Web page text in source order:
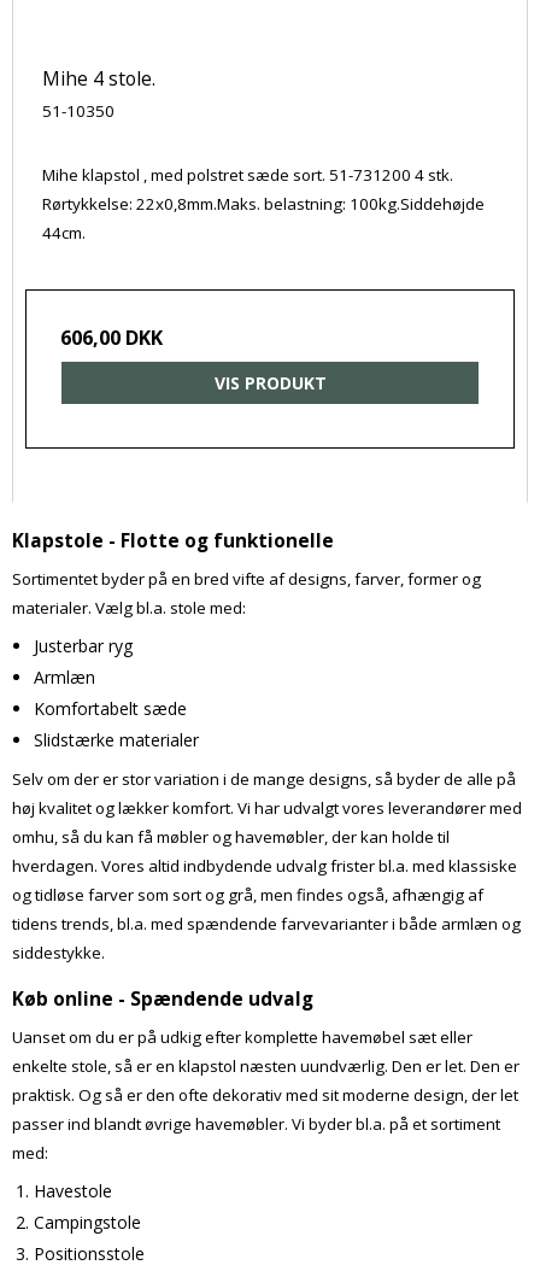
Mihe 4 stole.
51-10350
Mihe klapstol , med polstret sæde sort. 51-731200 4 stk.
Rørtykkelse: 22x0,8mm.Maks. belastning: 100kg.Siddehøjde
44cm.
606,00 DKK
VIS PRODUKT
Klapstole - Flotte og funktionelle
Sortimentet byder på en bred vifte af designs, farver, former og
materialer. Vælg bl.a. stole med:
Justerbar ryg
Armlæn
Komfortabelt sæde
Slidstærke materialer
Selv om der er stor variation i de mange designs, så byder de alle på
høj kvalitet og lækker komfort. Vi har udvalgt vores leverandører med
omhu, så du kan få møbler og havemøbler, der kan holde til
hverdagen. Vores altid indbydende udvalg frister bl.a. med klassiske
og tidløse farver som sort og grå, men findes også, afhængig af
tidens trends, bl.a. med spændende farvevarianter i både armlæn og
siddestykke.
Køb online - Spændende udvalg
Uanset om du er på udkig efter komplette havemøbel sæt eller
enkelte stole, så er en klapstol næsten uundværlig. Den er let. Den er
praktisk. Og så er den ofte dekorativ med sit moderne design, der let
passer ind blandt øvrige havemøbler. Vi byder bl.a. på et sortiment
med:
Havestole
Campingstole
Positionsstole